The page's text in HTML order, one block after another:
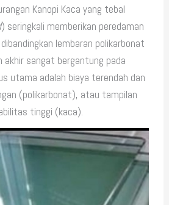
Kanopi Kaca yang tebal
) seringkali memberikan peredaman
lembaran polikarbonat
akhir sangat bergantung pada
utama adalah biaya terendah dan
(polikarbonat), atau tampilan
tinggi (kaca).